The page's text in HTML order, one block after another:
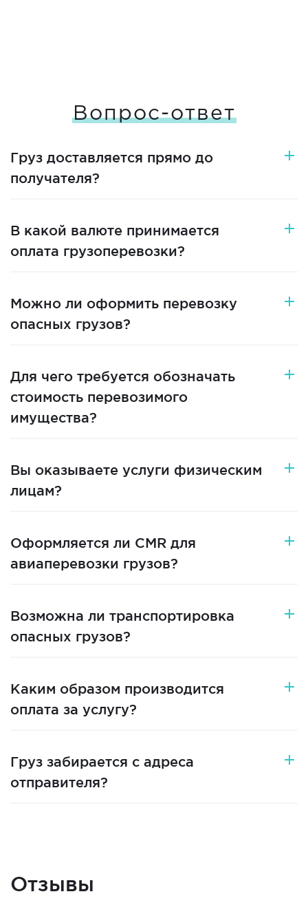
Вопрос-ответ
Груз доставляется прямо до
получателя?
В какой валюте принимается
оплата грузоперевозки?
Можно ли оформить перевозку
опасных грузов?
Для чего требуется обозначать
стоимость перевозимого
имущества?
Вы оказываете услуги физическим
лицам?
Оформляется ли CMR для
авиаперевозки грузов?
Возможна ли транспортировка
опасных грузов?
Каким образом производится
оплата за услугу?
Груз забирается с адреса
отправителя?
Отзывы